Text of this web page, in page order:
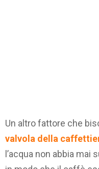
Un altro fattore che
valvola della
l’acqua non abbia mai